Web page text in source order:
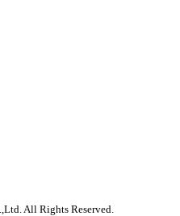
All Rights Reserved.